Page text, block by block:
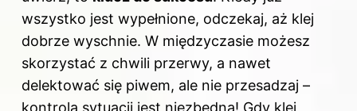
wszystko jest wypełnione, odczekaj, aż klej
dobrze wyschnie. W międzyczasie możesz
skorzystać z chwili przerwy, a nawet
delektować się piwem, ale nie przesadzaj –